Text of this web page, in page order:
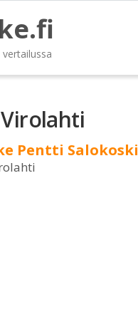
Pentti Salokoski